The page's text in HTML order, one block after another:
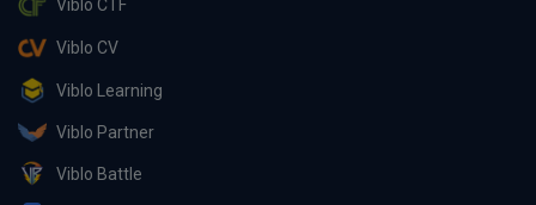
Viblo CTF
Viblo CV
Viblo Learning
Viblo Partner
Viblo Battle